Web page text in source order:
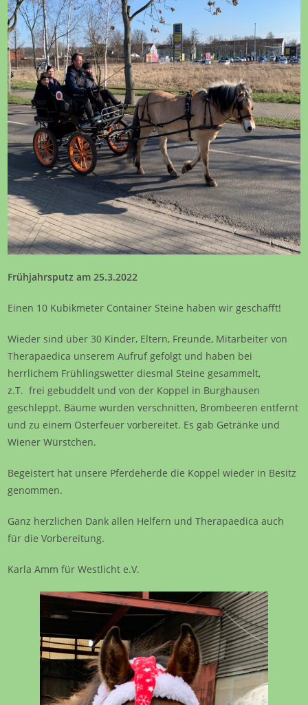
Frühjahrsputz am 25.3.2022
Einen 10 Kubikmeter Container Steine haben wir geschafft!
Wieder sind über 30 Kinder, Eltern, Freunde, Mitarbeiter von
Therapaedica unserem Aufruf gefolgt und haben bei
herrlichem Frühlingswetter diesmal Steine gesammelt,
z.T. frei gebuddelt und von der Koppel in Burghausen
geschleppt. Bäume wurden verschnitten, Brombeeren entfernt
und zu einem Osterfeuer vorbereitet. Es gab Getränke und
Wiener Würstchen.
Begeistert hat unsere Pferdeherde die Koppel wieder in Besitz
genommen.
Ganz herzlichen Dank allen Helfern und Therapaedica auch
für die Vorbereitung.
Karla Amm für Westlicht e.V.